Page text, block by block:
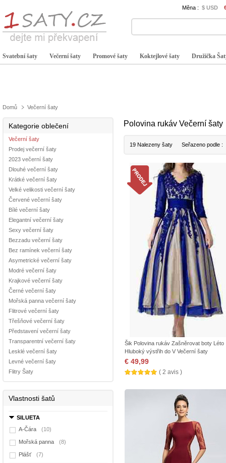
Měna : $ USD
Svatební šaty Večerní šaty Promové šaty Koktejlové šaty Družička
Domů Večerní šaty
Kategorie oblečení
Večerní šaty
Prodej večerní šaty
2023 večerní šaty
Dlouhé večerní šaty
Krátké večerní šaty
Velké velikosti večerní šaty
Červené večerní šaty
Bílé večerní šaty
Elegantní večerní šaty
Sexy večerní šaty
Bezzadu večerní šaty
Bez ramínek večerní šaty
Asymetrické večerní šaty
Modré večerní šaty
Krajkové večerní šaty
Černé večerní šaty
Mořská panna večerní šaty
Flitrové večerní šaty
Třešňové večerní šaty
Představení večerní šaty
Transparentní večerní šaty
Lesklé večerní šaty
Levné večerní šaty
Flitry Šaty
Vlastnosti šatů
SILUETA
A-Čára
(10)
Mořská panna (8)
Plášť (7)
Polovina rukáv Večerní šaty
19 Nalezeny šaty Seřazeno podle :
Šik Polovina rukáv Zašněrovat boty Léto
Hluboký výstřih do V Večerní šaty
€ 49,99
( 2 avis )